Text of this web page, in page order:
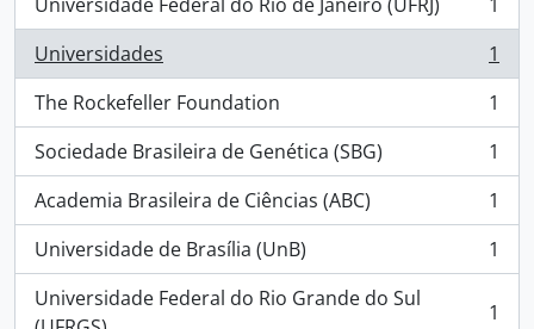
, 1 results
Universidades
, 1 results
1
The Rockefeller Foundation
, 1 results
1
Sociedade Brasileira de Genética (SBG)
, 1 results
1
Academia Brasileira de Ciências (ABC)
, 1 results
1
Universidade de Brasília (UnB)
, 1 results
1
Universidade Federal do Rio Grande do Sul
1